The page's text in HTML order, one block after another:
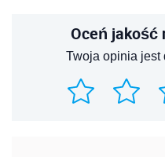
Oceń jakość
Twoja opinia jest